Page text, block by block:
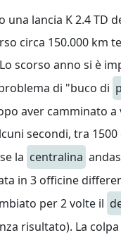
una lancia K 2.4 TD
circa 150.000 km
scorso anno si è
di "buco di
aver camminato a
secondi, tra 1500
la centralina
in 3 officine
per 2 volte il
risultato). La